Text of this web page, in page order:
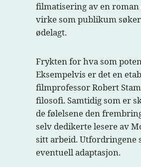
filmatisering av en
virke som publikum
ødelagt.
Frykten for hva som
Eksempelvis er det en
filmprofessor Robert
filosofi. Samtidig som er
de følelsene den
selv dedikerte lesere av
sitt arbeid. Utfordringene
eventuell adaptasjon.